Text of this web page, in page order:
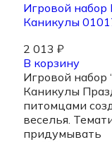
Игровой
Каникулы
2 013 ₽
В корзину
Игровой набор
Каникулы
питомцами
веселья.
придумывать